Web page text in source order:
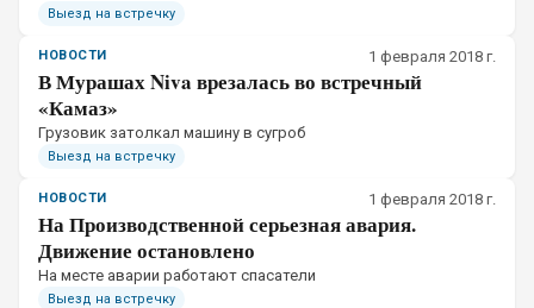
Выезд на встречку
НОВОСТИ 1 февраля 2018 г.
В Мурашах Niva врезалась во встречный
«Камаз»
Грузовик затолкал машину в сугроб
Выезд на встречку
НОВОСТИ 1 февраля 2018 г.
На Производственной серьезная авария.
Движение остановлено
На месте аварии работают спасатели
Выезд на встречку